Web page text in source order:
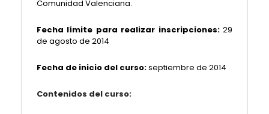
Comunidad Valenciana.
Fecha límite para realizar inscripciones:29
de agosto de 2014
Fecha de inicio del curso:septiembre de 2014
Contenidos del curso: